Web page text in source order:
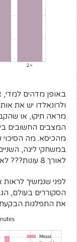
ולרונאלדו יש את
מראה תיקו, או
המצבים החשובים
במשחקי ליגה,
לאורך 8 עונות??? לא פחות ממרתק.
לפני שנמשיך לראות
הסקוררים בעולם,
את התפלגות